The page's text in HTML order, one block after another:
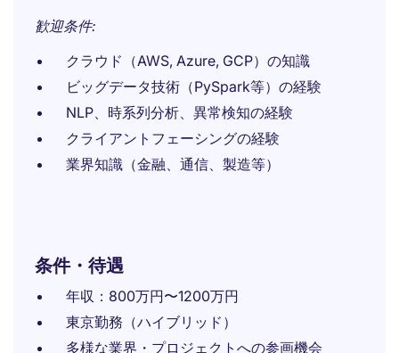
歓迎条件:
クラウド（AWS, Azure, GCP）の知識
ビッグデータ技術（PySpark等）の経験
NLP、時系列分析、異常検知の経験
クライアントフェーシングの経験
業界知識（金融、通信、製造等）
条件・待遇
年収：800万円〜1200万円
東京勤務（ハイブリッド）
多様な業界・プロジェクトへの参画機会